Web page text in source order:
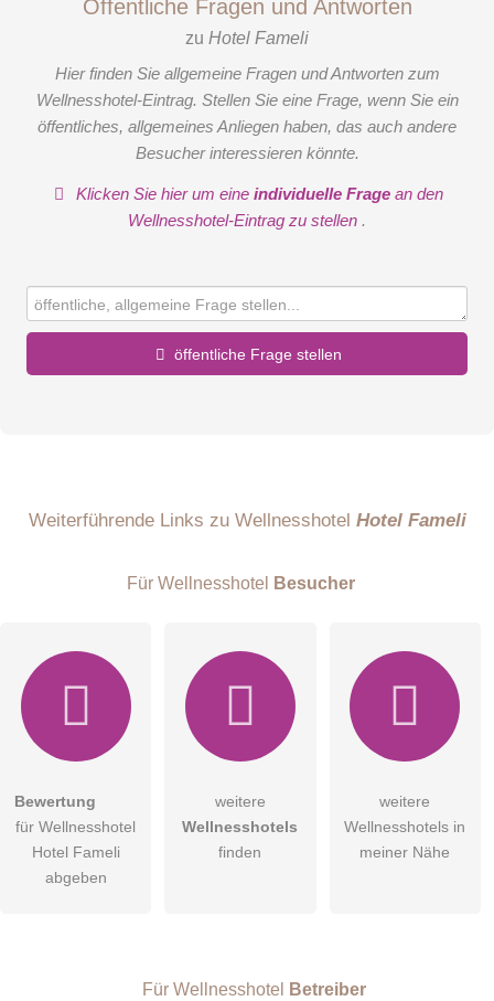
Öffentliche Fragen und Antworten
zu Hotel Fameli
Hier finden Sie allgemeine Fragen und Antworten zum
Wellnesshotel-Eintrag. Stellen Sie eine Frage, wenn Sie ein
öffentliches, allgemeines Anliegen haben, das auch andere
Besucher interessieren könnte.
Klicken Sie hier um eineindividuelle Frage an den
Wellnesshotel-Eintrag zu stellen .
öffentliche Frage stellen
E-Mail-Adresse (wird nicht veröffentlicht)
Hiermit akzeptiere ich dieAGB
DieDatenschutzerklärung habe ich zur Kenntnis genommen.
Besucher sichtbar
Weiterführende Links zu Wellnesshotel Hotel Fameli
Für Wellnesshotel Besucher
Bewertung
für Wellnesshotel
Hotel Fameli
abgeben
weitere
Wellnesshotels
finden
weitere
Wellnesshotels in
meiner Nähe
Für Wellnesshotel Betreiber